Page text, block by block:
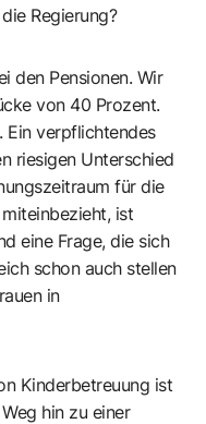
Regierung?
den Pensionen. Wir
von 40 Prozent.
Ein verpflichtendes
riesigen Unterschied
für die
ist
eine Frage, die sich
schon auch stellen
in
Kinderbetreuung ist
hin zu einer